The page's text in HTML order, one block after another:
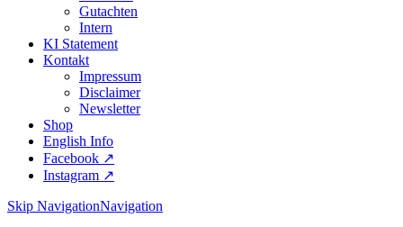
Gutachten
Intern
KI Statement
Kontakt
Impressum
Disclaimer
Newsletter
Shop
English Info
Facebook ↗︎
Instagram ↗︎
Skip NavigationNavigation